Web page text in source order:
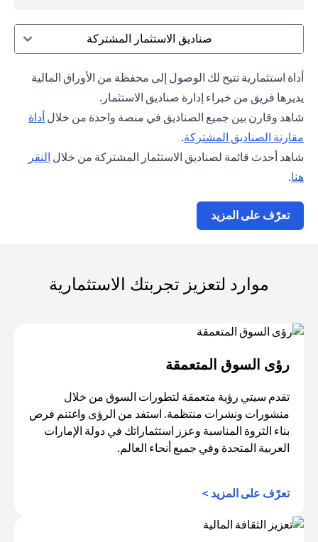
صناديق الاستثمار المشتركة
أداة استثمارية تتيح لك الوصول إلى محفظة من الأوراق المالية
يديرها فريق من خبراء إدارة صناديق الاستثمار.
شاهد وقارن بين جميع الصناديق في منصة واحدة من خلال أداة
مقارنة الصناديق المشتركةopens in a new tab.
شاهد أحدث قائمة لصناديق الاستثمار المشتركة من خلال النقر
هناopens in a new tab.
تعرّف على المزيد
موارد لتعزيز تجربتك الاستثمارية
رؤى السوق المتعمقة
تقدم سيتي رؤية متعمقة لتطورات السوق من خلال
منشورات ونشرات منتظمة. استفد من الرؤى واغتنم فرص
بناء الثروة المناسبة وعزز استثماراتك في دولة الإمارات
العربية المتحدة وفي جميع أنحاء العالم.
تعرّف على المزيد >